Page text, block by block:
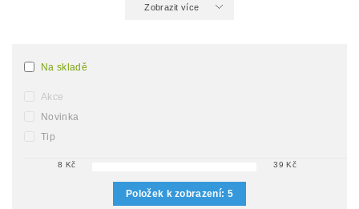
Zobrazit více
Na skladě
Akce
Novinka
Tip
8 Kč 39 Kč
Položek k zobrazení: 5